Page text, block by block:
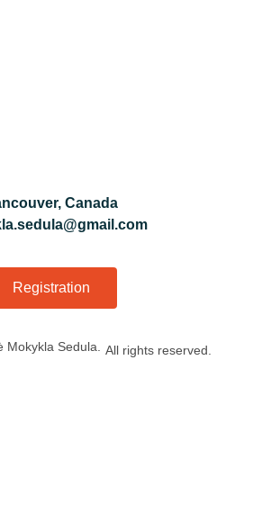
Canada
Registration
Sedula. All rights reserved.